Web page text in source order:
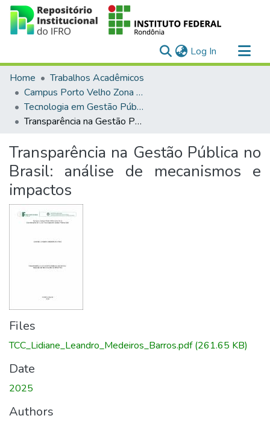
Log In (current)
Communities & Collections
All of DSpace
Statistics
Home
Trabalhos Acadêmicos
Campus Porto Velho Zona Norte
Tecnologia em Gestão Pública (EaD)
Transparência na Gestão Pública no Brasil: análise de mecanismos e impactos
Transparência na Gestão Pública no
Brasil: análise de mecanismos e
impactos
Files
TCC_Lidiane_Leandro_Medeiros_Barros.pdf(261.65 KB)
Date
2025
Authors